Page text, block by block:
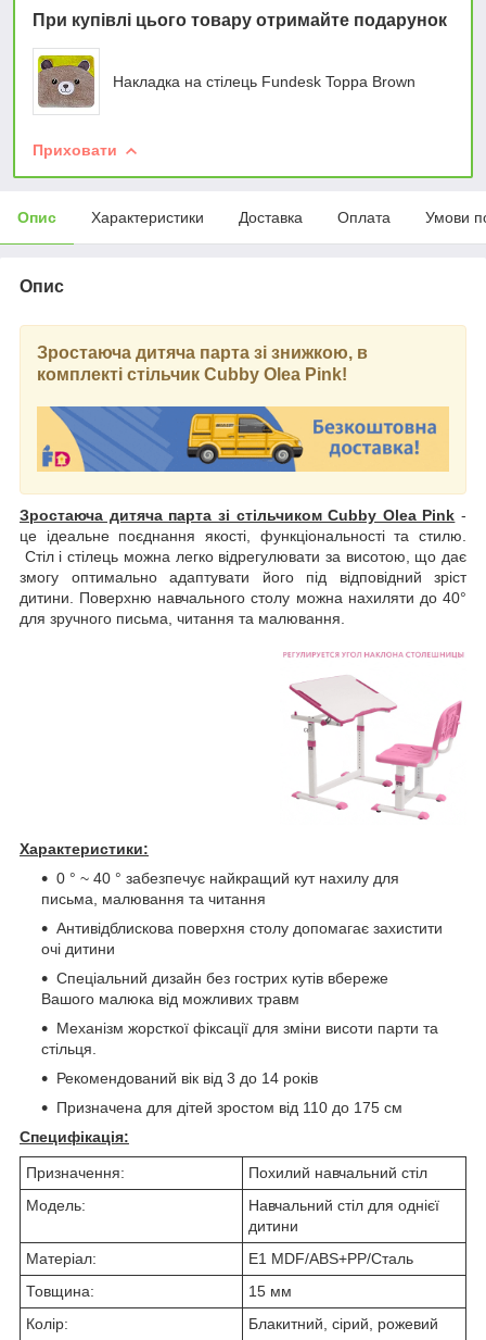
При купівлі цього товару отримайте подарунок
Накладка на стілець Fundesk Toppa Brown
Приховати
Опис Характеристики Доставка Оплата Умови
Опис
Зростаюча дитяча парта зі знижкою, в
комплекті стільчик Cubby Olea Pink!
Зростаюча дитяча парта зі стільчиком Cubby Olea Pink -
це ідеальне поєднання якості, функціональності та стилю.
Стіл і стілець можна легко відрегулювати за висотою, що дає
змогу оптимально адаптувати його під відповідний зріст
дитини. Поверхню навчального столу можна нахиляти до 40°
для зручного письма, читання та малювання.
Характеристики:
0 ° ~ 40 ° забезпечує найкращий кут нахилу для
письма, малювання та читання
Антивідблискова поверхня столу допомагає захистити
очі дитини
Спеціальний дизайн без гострих кутів вбереже
Вашого малюка від можливих травм
Механізм жорсткої фіксації для зміни висоти парти та
стільця.
Рекомендований вік від 3 до 14 років
Призначена для дітей зростом від 110 до 175 см
Специфікація:
Призначення:
Похилий навчальний стіл
Модель:
Навчальний стіл для однієї
дитини
Матеріал:
E1 MDF/ABS+PP/Сталь
Товщина:
15 мм
Колір:
Блакитний, сірий, рожевий